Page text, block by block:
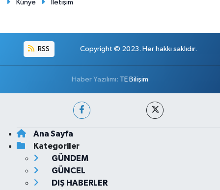
Künye İletişim
RSS Copyright © 2023. Her hakkı saklıdır.
Haber Yazılımı: TE Bilişim
Ana Sayfa
Kategoriler
GÜNDEM
GÜNCEL
DIŞ HABERLER